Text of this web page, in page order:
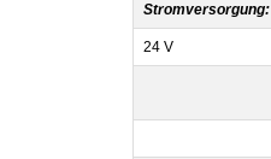
Stromversorgung:
24 V